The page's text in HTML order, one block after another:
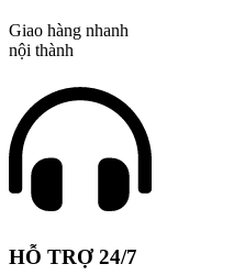
Giao hàng nhanh
nội thành
HỖ TRỢ 24/7